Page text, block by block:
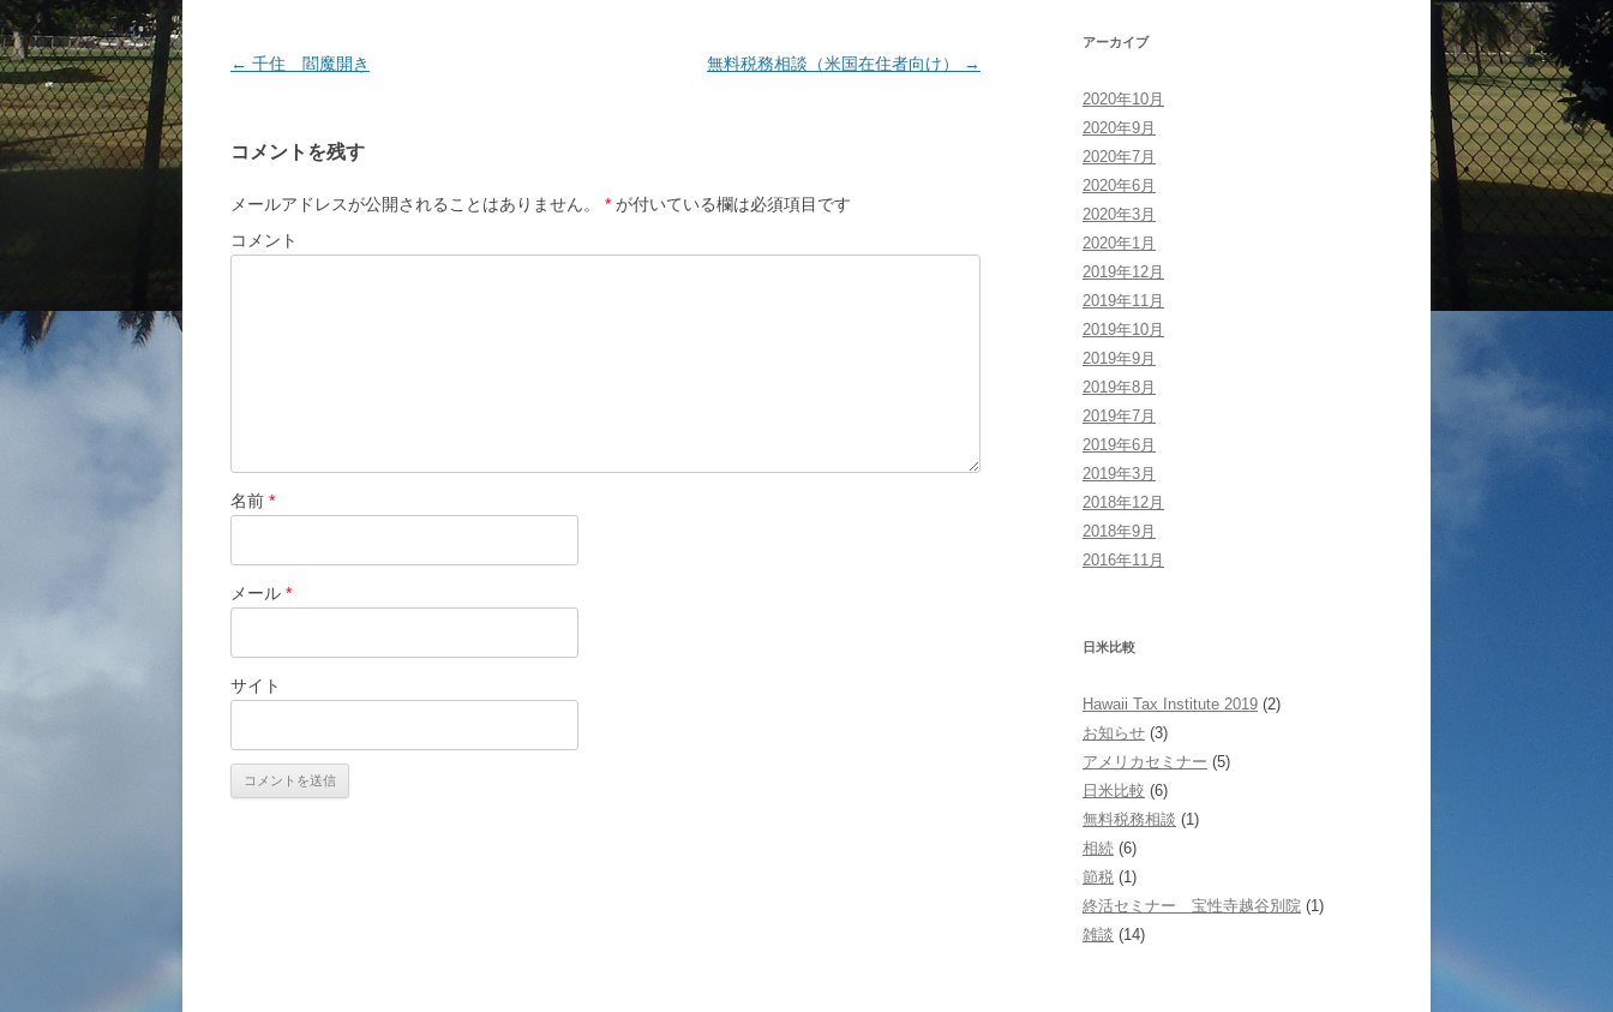
投
ビ
ゲ
ー
← 千住 閻魔開き 無料税務相談（米国在住者向け） →
コメントを残す
メールアドレスが公開されることはありません。 * が付いている欄は必須項目です
コメント
名前 *
メール *
サイト
アーカイブ
2020年10月
2020年9月
2020年7月
2020年6月
2020年3月
2020年1月
2019年12月
2019年11月
2019年10月
2019年9月
2019年8月
2019年7月
2019年6月
2019年3月
2018年12月
2018年9月
2016年11月
日米比較
Hawaii Tax Institute 2019 (2)
お知らせ (3)
アメリカセミナー (5)
日米比較 (6)
無料税務相談 (1)
相続 (6)
節税 (1)
終活セミナー 宝性寺越谷別院 (1)
雑談 (14)